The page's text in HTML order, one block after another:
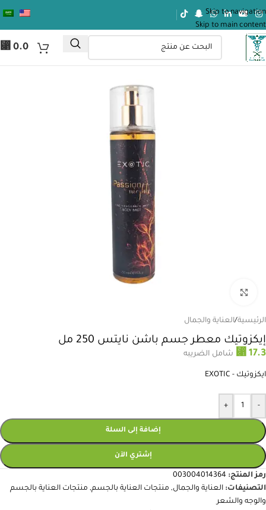
Skip to navigation
Skip to main content
⃁ 0.0
الرئيسية/العناية والجمال
إيكزوتيك معطر جسم باشن نايتس 250 مل
⃁ 17.3 شامل الضريبه
ايكزوتيك - EXOTIC
-
+
إضافة إلى السلة
إشتري الآن
رمز المنتج: 003004014364
التصنيفات: العناية والجمال, منتجات العناية بالجسم, منتجات العناية بالجسم
والوجه والشعر